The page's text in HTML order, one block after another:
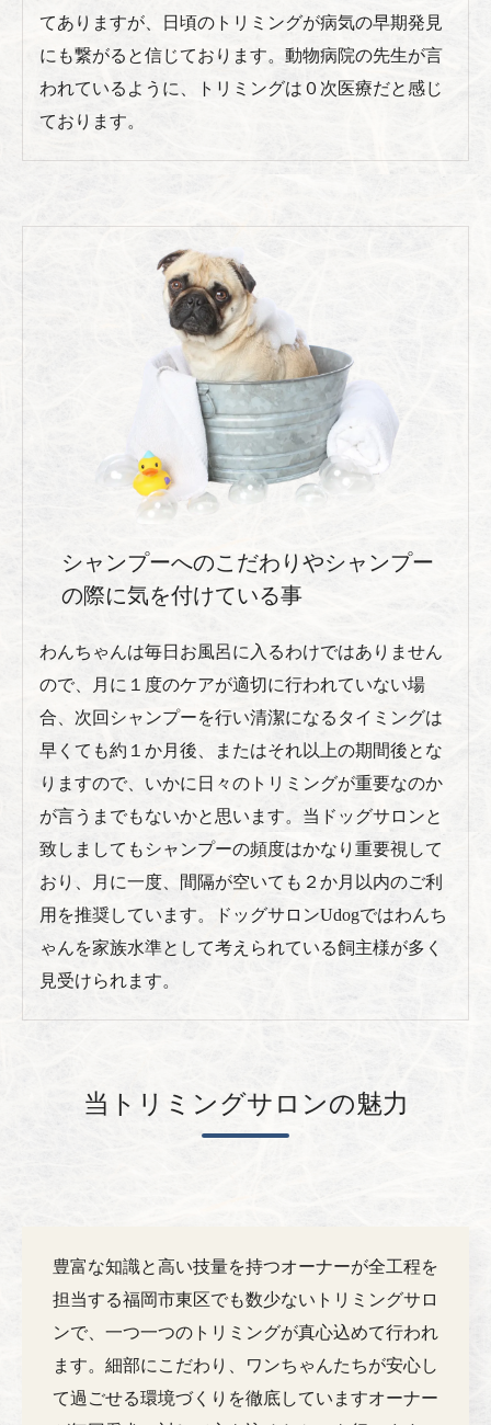
てありますが、日頃のトリミングが病気の早期発見
にも繋がると信じております。動物病院の先生が言
われているように、トリミングは０次医療だと感じ
ております。
シャンプーへのこだわりやシャンプー
の際に気を付けている事
わんちゃんは毎日お風呂に入るわけではありません
ので、月に１度のケアが適切に行われていない場
合、次回シャンプーを行い清潔になるタイミングは
早くても約１か月後、またはそれ以上の期間後とな
りますので、いかに日々のトリミングが重要なのか
が言うまでもないかと思います。当ドッグサロンと
致しましてもシャンプーの頻度はかなり重要視して
おり、月に一度、間隔が空いても２か月以内のご利
用を推奨しています。ドッグサロンUdogではわんち
ゃんを家族水準として考えられている飼主様が多く
見受けられます。
当トリミングサロンの魅力
豊富な知識と高い技量を持つオーナーが全工程を
担当する福岡市東区でも数少ないトリミングサロ
ンで、一つ一つのトリミングが真心込めて行われ
ます。細部にこだわり、ワンちゃんたちが安心し
て過ごせる環境づくりを徹底していますオーナー